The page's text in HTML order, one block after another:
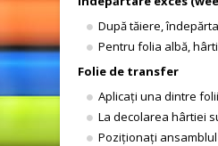
După tăiere,
Pentru folia albă,
Folie de transfer
Aplicați una dintre
La decolarea hârtiei
Poziționați ansamblul